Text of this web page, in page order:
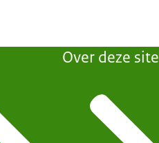
Over deze site